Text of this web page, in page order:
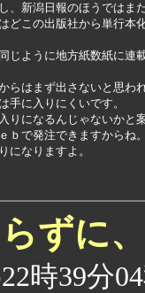
、新潟日報のほうではま
どこの出版社から単行本
じように地方紙数紙に連
らはまず出さないと思わ
手に入りにくいです。
りになるんじゃないかと
ｂで発注できますからね
になりますよ。
ずに
時39分